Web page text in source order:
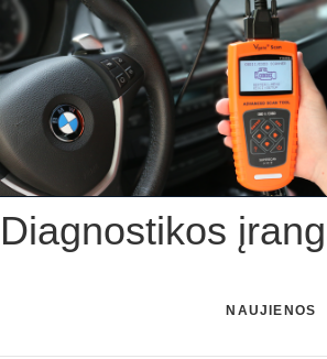
Skip
to
content
Diagnostikos
NAUJIENOS